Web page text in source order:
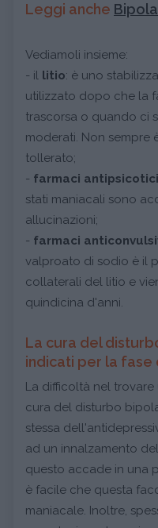
Leggi anche
Vediamoli insieme:
- il litio: è uno
utilizzato dopo che la
trascorsa o quando ci
moderati. Non sempre
tollerato;
- farmaci antipsicotici
stati maniacali sono
allucinazioni;
- farmaci
valproato di sodio è il
collaterali del litio e
quindicina d'anni.
La cura del
indicati per la fase
La difficoltà nel
cura del disturbo
stessa
ad un innalzamento del
questo accade in una
è facile che questa
maniacale. Inoltre,